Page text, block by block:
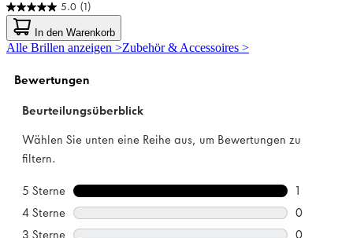
5.0 (1)
5.0
von
5
Sternen.
Bewertung
In den Warenkorb
Alle Brillen anzeigen >Zubehör & Accessoires >